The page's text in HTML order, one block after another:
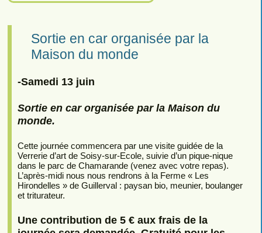
Sortie en car organisée par la
Maison du monde
-Samedi 13 juin
Sortie en car organisée par la Maison du
monde.
Cette journée commencera par une visite guidée de la
Verrerie d’art de Soisy-sur-Ecole, suivie d’un pique-nique
dans le parc de Chamarande (venez avec votre repas).
L’après-midi nous nous rendrons à la Ferme « Les
Hirondelles » de Guillerval : paysan bio, meunier, boulanger
et triturateur.
Une contribution de 5 € aux frais de la